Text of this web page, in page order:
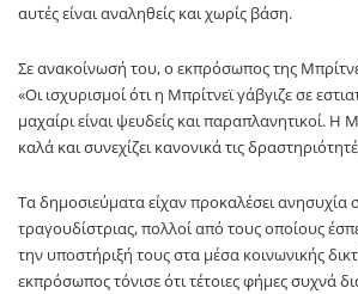
αυτές είναι αναληθείς και χωρίς βάση.
Σε ανακοίνωσή του, ο εκπρόσωπος της
«Οι ισχυρισμοί ότι η Μπρίτνεϊ γάβγιζε σε
μαχαίρι είναι ψευδείς και παραπλανητικοί. Η
καλά και συνεχίζει κανονικά τις
Τα δημοσιεύματα είχαν προκαλέσει ανησυχία
τραγουδίστριας, πολλοί από τους οποίους
την υποστήριξή τους στα μέσα κοινωνικής
εκπρόσωπος τόνισε ότι τέτοιες φήμες συχνά